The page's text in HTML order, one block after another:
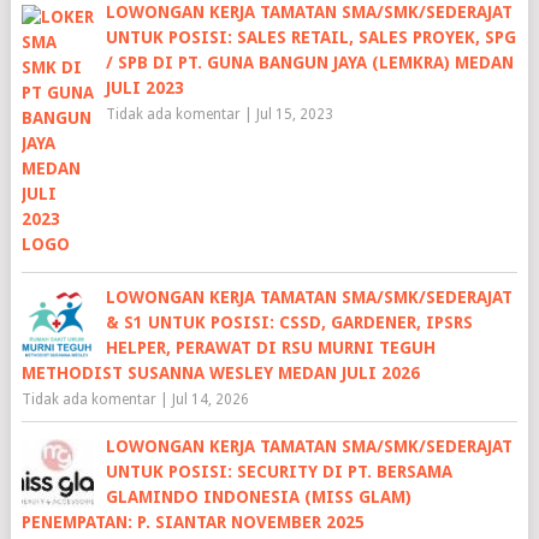
LOWONGAN KERJA TAMATAN SMA/SMK/SEDERAJAT
UNTUK POSISI: SALES RETAIL, SALES PROYEK, SPG
/ SPB DI PT. GUNA BANGUN JAYA (LEMKRA) MEDAN
JULI 2023
Tidak ada komentar| Jul 15, 2023
LOWONGAN KERJA TAMATAN SMA/SMK/SEDERAJAT
& S1 UNTUK POSISI: CSSD, GARDENER, IPSRS
HELPER, PERAWAT DI RSU MURNI TEGUH
METHODIST SUSANNA WESLEY MEDAN JULI 2026
Tidak ada komentar| Jul 14, 2026
LOWONGAN KERJA TAMATAN SMA/SMK/SEDERAJAT
UNTUK POSISI: SECURITY DI PT. BERSAMA
GLAMINDO INDONESIA (MISS GLAM)
PENEMPATAN: P. SIANTAR NOVEMBER 2025